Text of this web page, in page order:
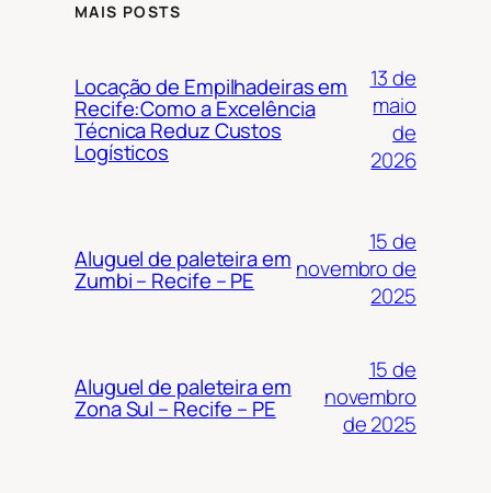
MAIS POSTS
Locação de Empilhadeiras em
Recife:Como a Excelência
Técnica Reduz Custos
Logísticos
13 de
maio
de
2026
Aluguel de paleteira em
Zumbi – Recife – PE
15 de
novembro de
2025
Aluguel de paleteira em
Zona Sul – Recife – PE
15 de
novembro
de 2025